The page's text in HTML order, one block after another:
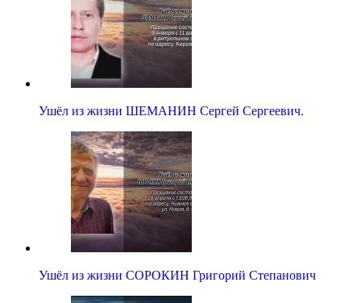
Ушёл из жизни ШЕМАНИН Сергей Сергеевич.
Ушёл из жизни СОРОКИН Григорий Степанович